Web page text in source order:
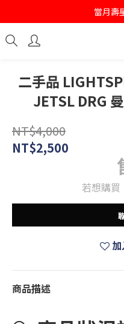
註冊會
當月壽
註冊會
二手品
JETSL DRG
NT$4,000
NT$2,500
若想購買
商品描述